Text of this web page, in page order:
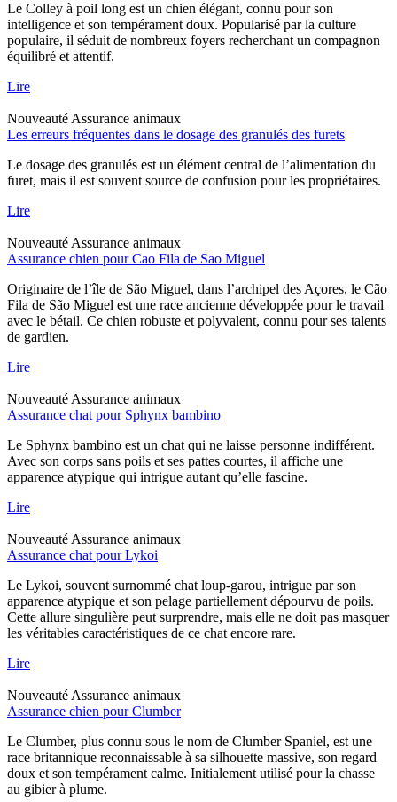
Le Colley à poil long est un chien élégant, connu pour son
intelligence et son tempérament doux. Popularisé par la culture
populaire, il séduit de nombreux foyers recherchant un compagnon
équilibré et attentif.
Lire
Nouveauté Assurance animaux
Les erreurs fréquentes dans le dosage des granulés des furets
Le dosage des granulés est un élément central de l’alimentation du
furet, mais il est souvent source de confusion pour les propriétaires.
Lire
Nouveauté Assurance animaux
Assurance chien pour Cao Fila de Sao Miguel
Originaire de l’île de São Miguel, dans l’archipel des Açores, le Cão
Fila de São Miguel est une race ancienne développée pour le travail
avec le bétail. Ce chien robuste et polyvalent, connu pour ses talents
de gardien.
Lire
Nouveauté Assurance animaux
Assurance chat pour Sphynx bambino
Le Sphynx bambino est un chat qui ne laisse personne indifférent.
Avec son corps sans poils et ses pattes courtes, il affiche une
apparence atypique qui intrigue autant qu’elle fascine.
Lire
Nouveauté Assurance animaux
Assurance chat pour Lykoi
Le Lykoi, souvent surnommé chat loup-garou, intrigue par son
apparence atypique et son pelage partiellement dépourvu de poils.
Cette allure singulière peut surprendre, mais elle ne doit pas masquer
les véritables caractéristiques de ce chat encore rare.
Lire
Nouveauté Assurance animaux
Assurance chien pour Clumber
Le Clumber, plus connu sous le nom de Clumber Spaniel, est une
race britannique reconnaissable à sa silhouette massive, son regard
doux et son tempérament calme. Initialement utilisé pour la chasse
au gibier à plume.